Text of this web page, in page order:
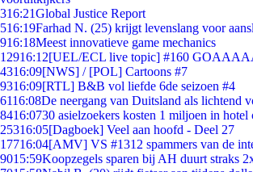
316:21Global Justice Report
516:19Farhad N. (25) krijgt levenslang voor
916:18Meest innovatieve game mechanics
12916:12[UEL/ECL live topic] #160
4316:09[NWS] / [POL] Cartoons #7
9316:09[RTL] B&B vol liefde 6de seizoen #4
6116:08De neergang van Duitsland als lichtend
8416:0730 asielzoekers kosten 1 miljoen in hotel
25316:05[Dagboek] Veel aan hoofd - Deel 27
17716:04[AMV] VS #1312 spammers van de
9015:59Koopzegels sparen bij AH duurt straks